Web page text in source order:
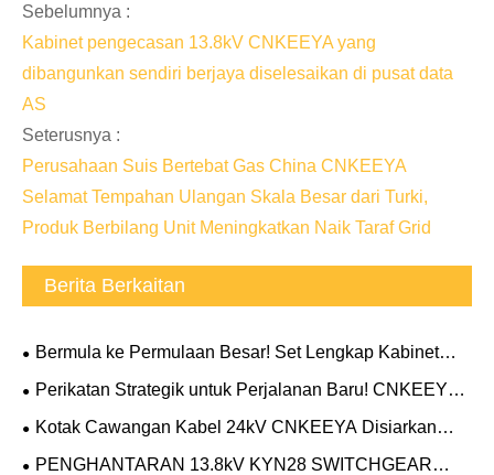
Sebelumnya :
Kabinet pengecasan 13.8kV CNKEEYA yang
dibangunkan sendiri berjaya diselesaikan di pusat data
AS
Seterusnya :
Perusahaan Suis Bertebat Gas China CNKEEYA
Selamat Tempahan Ulangan Skala Besar dari Turki,
Produk Berbilang Unit Meningkatkan Naik Taraf Grid
Berita Berkaitan
Bermula ke Permulaan Besar! Set Lengkap Kabinet
Bawah Tanah CNKEEYA Electric Dihantar ke Projek
Pusat Data Ohio di A.S.
Perikatan Strategik untuk Perjalanan Baru! CNKEEYA
Dinobatkan sebagai Rakan Kongsi Strategik 2026
Bahagian Elektrik ABB
Kotak Cawangan Kabel 24kV CNKEEYA Disiarkan
Langsung di Mexico, Memperkukuh Grid Kuasa
PENGHANTARAN 13.8kV KYN28 SWITCHGEAR